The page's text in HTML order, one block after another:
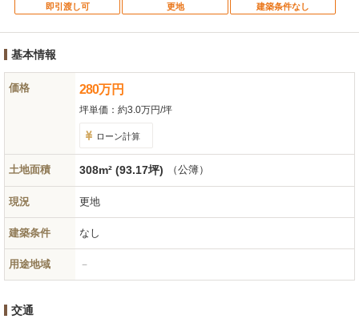
即引渡し可 更地 建築条件なし
基本情報
価格 280万円
坪単価： 約3.0万円/坪
ローン計算
土地面積 308m² (93.17坪) （公簿）
現況 更地
建築条件 なし
用途地域 －
交通